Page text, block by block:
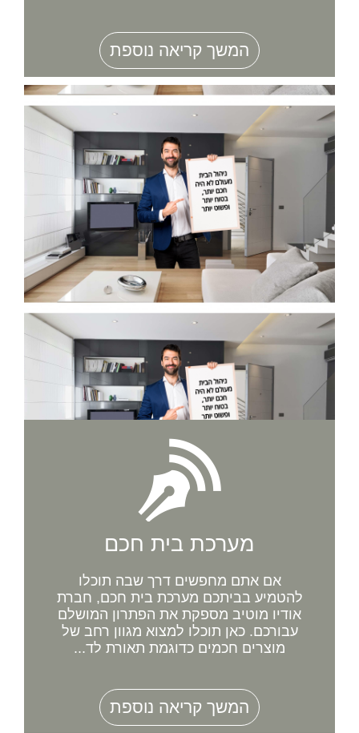
המשך קריאה נוספת
מערכת בית חכם
אם אתם מחפשים דרך שבה תוכלו
להטמיע בביתכם מערכת בית חכם, חברת
אודיו מוטיב מספקת את הפתרון המושלם
עבורכם. כאן תוכלו למצוא מגוון רחב של
מוצרים חכמים כדוגמת תאורת לד...
המשך קריאה נוספת